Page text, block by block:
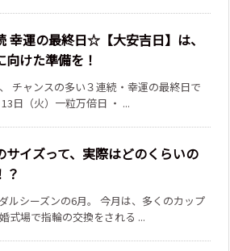
幸運の最終日☆【大安吉日】は、
向けた準備を！
チャンスの多い３連続・幸運の最終日で
日（火）一粒万倍日 ・ ...
サイズって、実際はどのくらいの
？
ルシーズンの6月。 今月は、多くのカップ
式場で指輪の交換をされる ...